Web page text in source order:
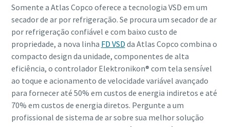
Somente a Atlas Copco oferece a tecnologia VSD em um
secador de ar por refrigeração. Se procura um secador de ar
por refrigeração confiável e com baixo custo de
propriedade, a nova linha FD VSD da Atlas Copco combina o
compacto design da unidade, componentes de alta
eficiência, o controlador Elektronikon® com tela sensível
ao toque e acionamento de velocidade variável avançado
para fornecer até 50% em custos de energia indiretos e até
70% em custos de energia diretos. Pergunte a um
profissional de sistema de ar sobre sua melhor solução